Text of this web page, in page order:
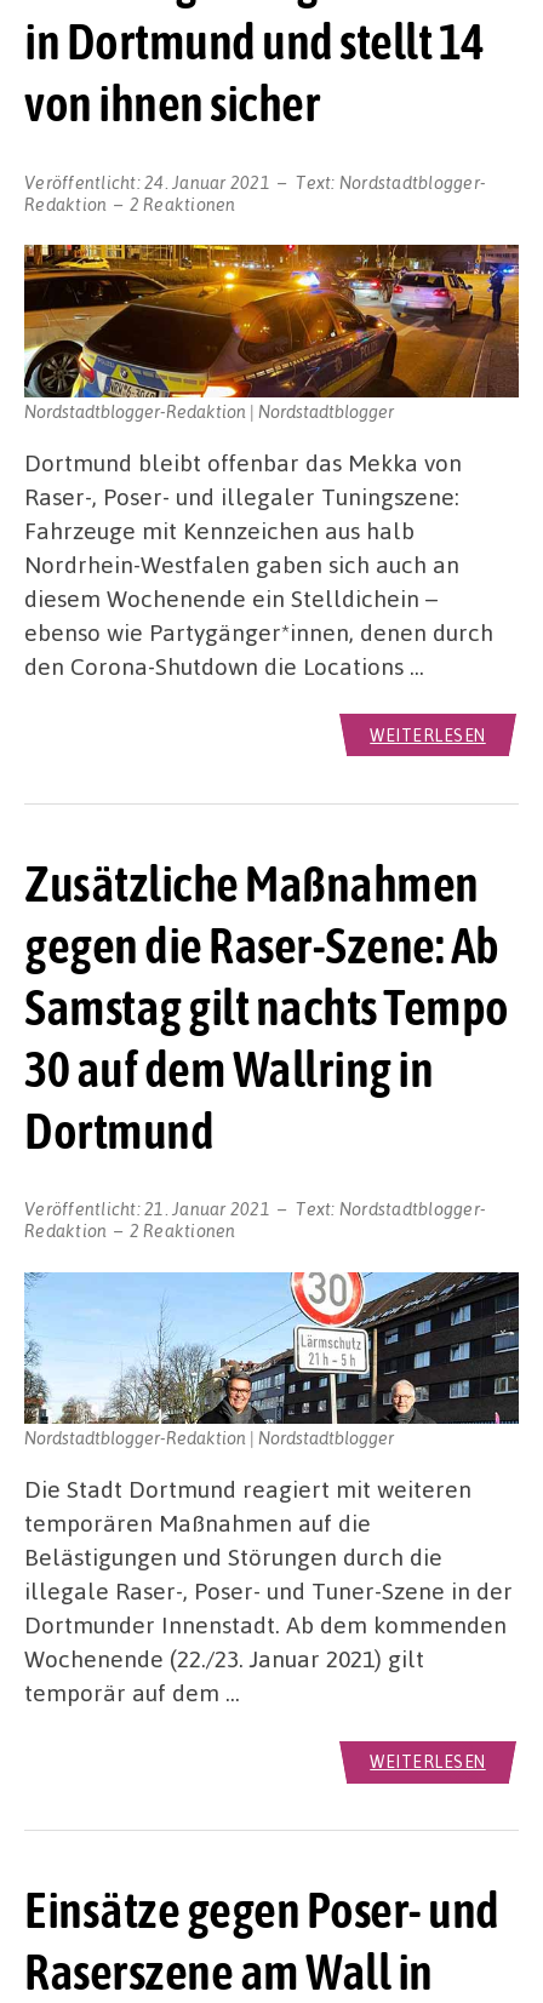
in Dortmund und stellt 14
von ihnen sicher
Veröffentlicht:24. Januar 2021 Text: Nordstadtblogger-
Redaktion
2 Reaktionen
Nordstadtblogger-Redaktion | Nordstadtblogger
Dortmund bleibt offenbar das Mekka von
Raser-, Poser- und illegaler Tuningszene:
Fahrzeuge mit Kennzeichen aus halb
Nordrhein-Westfalen gaben sich auch an
diesem Wochenende ein Stelldichein –
ebenso wie Partygänger*innen, denen durch
den Corona-Shutdown die Locations …
WEITERLESEN
Zusätzliche Maßnahmen
gegen die Raser-Szene: Ab
Samstag gilt nachts Tempo
30 auf dem Wallring in
Dortmund
Veröffentlicht:21. Januar 2021 Text: Nordstadtblogger-
Redaktion
2 Reaktionen
Nordstadtblogger-Redaktion | Nordstadtblogger
Die Stadt Dortmund reagiert mit weiteren
temporären Maßnahmen auf die
Belästigungen und Störungen durch die
illegale Raser-, Poser- und Tuner-Szene in der
Dortmunder Innenstadt. Ab dem kommenden
Wochenende (22./23. Januar 2021) gilt
temporär auf dem …
WEITERLESEN
Einsätze gegen Poser- und
Raserszene am Wall in